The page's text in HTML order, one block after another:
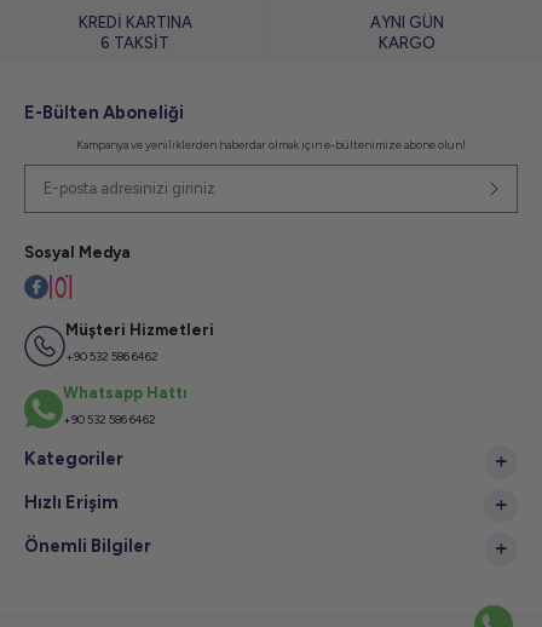
KREDİ KARTINA
6 TAKSİT
AYNI GÜN
KARGO
E-Bülten Aboneliği
Kampanya ve yeniliklerden haberdar olmak için e-bültenimize abone olun!
Sosyal Medya
Müşteri Hizmetleri
+90 532 586 6462
Whatsapp Hattı
+90 532 586 6462
Kategoriler
Hızlı Erişim
Önemli Bilgiler